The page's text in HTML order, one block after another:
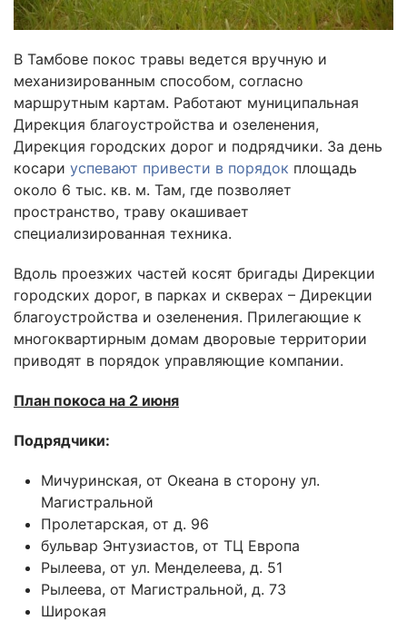
В Тамбове покос травы ведется вручную и
механизированным способом, согласно
маршрутным картам. Работают муниципальная
Дирекция благоустройства и озеленения,
Дирекция городских дорог и подрядчики. За день
косари успевают привести в порядок площадь
около 6 тыс. кв. м. Там, где позволяет
пространство, траву окашивает
специализированная техника.
Вдоль проезжих частей косят бригады Дирекции
городских дорог, в парках и скверах – Дирекции
благоустройства и озеленения. Прилегающие к
многоквартирным домам дворовые территории
приводят в порядок управляющие компании.
План покоса на 2 июня
Подрядчики:
Мичуринская, от Океана в сторону ул.
Магистральной
Пролетарская, от д. 96
бульвар Энтузиастов, от ТЦ Европа
Рылеева, от ул. Менделеева, д. 51
Рылеева, от Магистральной, д. 73
Широкая